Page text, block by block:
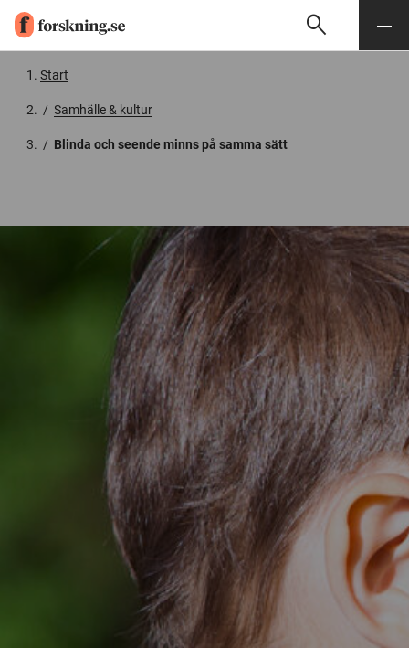
Söksearch Meny
Start
/ Samhälle & kultur
/ Blinda och seende minns på samma sätt